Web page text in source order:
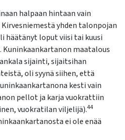
halpaan hintaan vain
yhden talonpojan
häätänyt loput viisi tai kuusi
maatalous
sijainti, sijaitsihan
oli syynä siihen, että
kesti vain
pellot ja karja vuokrattiin
vuokratilan viljelijä).44
ei ole enää